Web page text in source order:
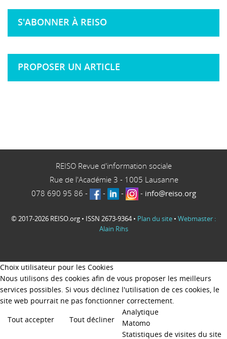
S'ABONNER À REISO
PROPOSER UN ARTICLE
REISO Revue d'information sociale
Rue de l'Académie 3 - 1005 Lausanne
078 690 95 86 - - - - info@reiso.org
© 2017-2026 REISO.org • ISSN 2673-9364 • Plan du site • Webmaster :
Alain Rihs
Choix utilisateur pour les Cookies
Nous utilisons des cookies afin de vous proposer les meilleurs
services possibles. Si vous déclinez l'utilisation de ces cookies, le
site web pourrait ne pas fonctionner correctement.
Tout accepter
Tout décliner
Analytique
Matomo
Statistiques de visites du site